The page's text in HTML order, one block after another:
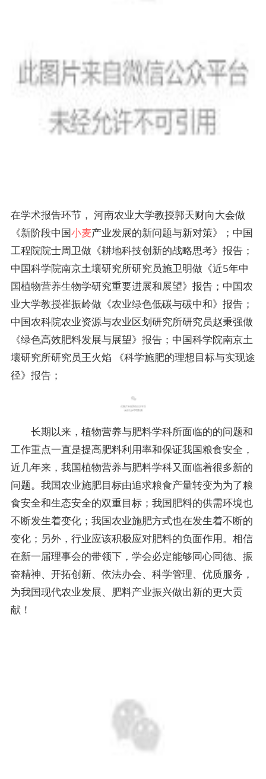
在学术报告环节， 河南农业大学教授郭天财向大会做
《新阶段中国小麦产业发展的新问题与新对策》；中国
工程院院士周卫做《耕地科技创新的战略思考》报告；
中国科学院南京土壤研究所研究员施卫明做《近5年中
国植物营养生物学研究重要进展和展望》报告；中国农
业大学教授崔振岭做《农业绿色低碳与碳中和》报告；
中国农科院农业资源与农业区划研究所研究员赵秉强做
《绿色高效肥料发展与展望》报告；中国科学院南京土
壤研究所研究员王火焰 《科学施肥的理想目标与实现途
径》报告；
长期以来，植物营养与肥料学科所面临的的问题和
工作重点一直是提高肥料利用率和保证我国粮食安全，
近几年来，我国植物营养与肥料学科又面临着很多新的
问题。我国农业施肥目标由追求粮食产量转变为为了粮
食安全和生态安全的双重目标；我国肥料的供需环境也
不断发生着变化；我国农业施肥方式也在发生着不断的
变化；另外，行业应该积极应对肥料的负面作用。相信
在新一届理事会的带领下，学会必定能够同心同德、振
奋精神、开拓创新、依法办会、科学管理、优质服务，
为我国现代农业发展、肥料产业振兴做出新的更大贡
献！